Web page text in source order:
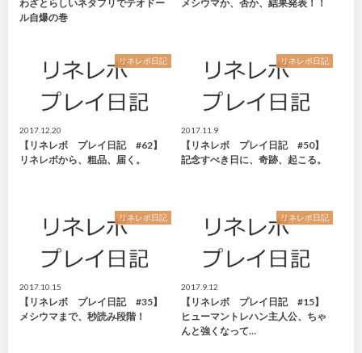
わざとらしいネタフリでテオドー
ル自爆の巻
メシウマか、否か、結果発表！！
リネレボ日記
2017.12.20
【リネレボ プレイ日記 #62】
リネレボから、粗品、届く。
リネレボ日記
2017.11.9
【リネレボ プレイ日記 #50】
記念すべき日に、奇跡、起こる。
リネレボ日記
2017.10.15
【リネレボ プレイ日記 #35】
メシウマまで、秒読み段階！
リネレボ日記
2017.9.12
【リネレボ プレイ日記 #15】
ヒューマントレハン主人公、ちゃ
んと強くなって…